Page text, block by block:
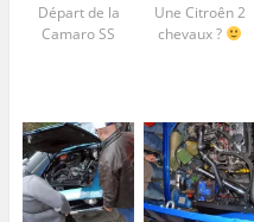
Départ de la
Camaro SS
Une Citroên 2
chevaux ?